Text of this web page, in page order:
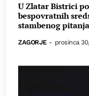
U Zlatar Bistrici
bespovratnih
stambenog
ZAGORJE - prosinca